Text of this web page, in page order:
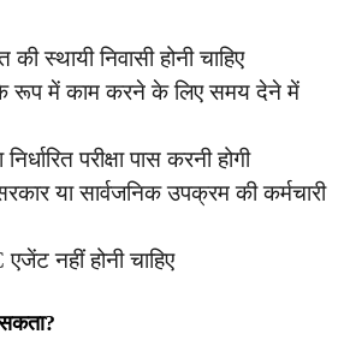
स्थायी निवासी होनी चाहिए
रूप में काम करने के लिए समय देने में
परीक्षा पास करनी होगी
या सार्वजनिक उपक्रम की कर्मचारी
नहीं होनी चाहिए